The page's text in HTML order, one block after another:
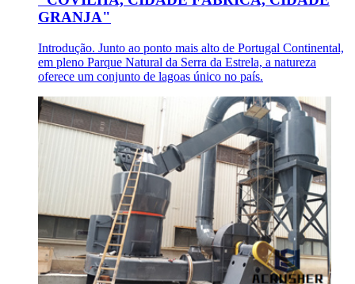
GRANJA"
Introdução. Junto ao ponto mais alto de Portugal Continental,
em pleno Parque Natural da Serra da Estrela, a natureza
oferece um conjunto de lagoas único no país.